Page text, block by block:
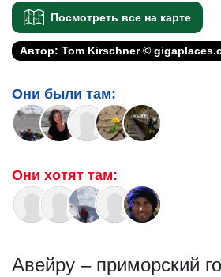
Посмотреть все на карте
Автор: Tom Kirschner ©
Они были там:
Они хотят там:
Авейру – приморский